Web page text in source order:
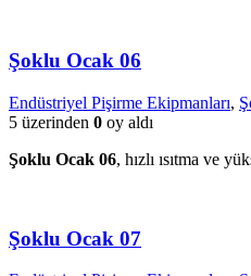
Şoklu Ocak 06
Endüstriyel Pişirme Ekipmanları,
5 üzerinden 0 oy aldı
Şoklu Ocak 06, hızlı ısıtma ve
Şoklu Ocak 07